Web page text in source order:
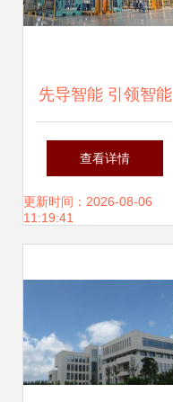
先导智能 引领智能
工厂新高度
查看详情
更新时间：2026-08-06
11:19:41